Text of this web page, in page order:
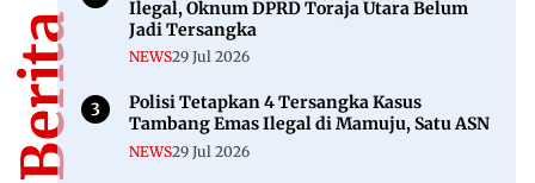
Ilegal, Oknum DPRD Toraja Utara Belum
Jadi Tersangka
NEWS29 Jul 2026
Polisi Tetapkan 4 Tersangka Kasus
Tambang Emas Ilegal di Mamuju, Satu ASN
NEWS29 Jul 2026